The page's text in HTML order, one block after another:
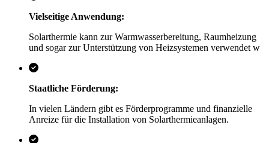
Vielseitige Anwendung:
Solarthermie kann zur Warmwasserbereitung, Raumheizung
und sogar zur Unterstützung von Heizsystemen verwendet w
Staatliche Förderung:
In vielen Ländern gibt es Förderprogramme und finanzielle
Anreize für die Installation von Solarthermieanlagen.